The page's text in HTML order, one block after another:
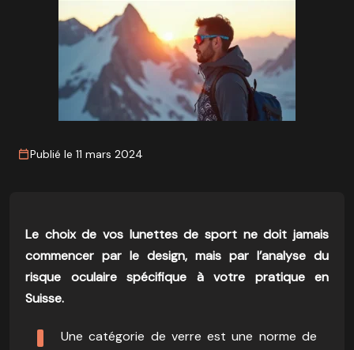
Publié le 11 mars 2024
Le choix de vos lunettes de sport ne doit jamais
commencer par le design, mais par l’analyse du
risque oculaire spécifique à votre pratique en
Suisse.
Une catégorie de verre est une norme de